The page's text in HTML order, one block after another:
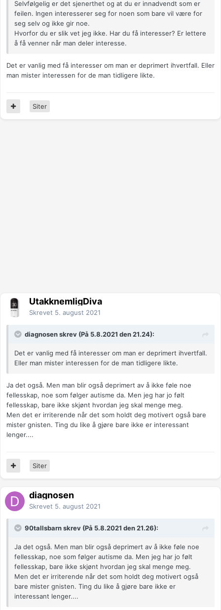
Selvfølgelig er det sjenerthet og at du er innadvendt som er
feilen. Ingen interesserer seg for noen som bare vil være for
seg selv og ikke gir noe.
Hvorfor du er slik vet jeg ikke. Har du få interesser? Er lettere
å få venner når man deler interesse.
Det er vanlig med få interesser om man er deprimert ihvertfall. Eller
man mister interessen for de man tidligere likte.
Siter
UtakknemligDiva
Skrevet 5. august 2021
diagnosen skrev (På 5.8.2021 den 21.24):
Det er vanlig med få interesser om man er deprimert ihvertfall.
Eller man mister interessen for de man tidligere likte.
Ja det også. Men man blir også deprimert av å ikke føle noe
fellesskap, noe som følger autisme da. Men jeg har jo følt
fellesskap, bare ikke skjønt hvordan jeg skal menge meg.
Men det er irriterende når det som holdt deg motivert også bare
mister gnisten. Ting du like å gjøre bare ikke er interessant
lenger....
Siter
diagnosen
Skrevet 5. august 2021
90tallsbarn skrev (På 5.8.2021 den 21.26):
Ja det også. Men man blir også deprimert av å ikke føle noe
fellesskap, noe som følger autisme da. Men jeg har jo følt
fellesskap, bare ikke skjønt hvordan jeg skal menge meg.
Men det er irriterende når det som holdt deg motivert også
bare mister gnisten. Ting du like å gjøre bare ikke er
interessant lenger....